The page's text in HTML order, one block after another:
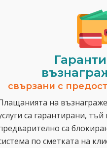
свързани с
на
са гарантирани,
са
по сметката на